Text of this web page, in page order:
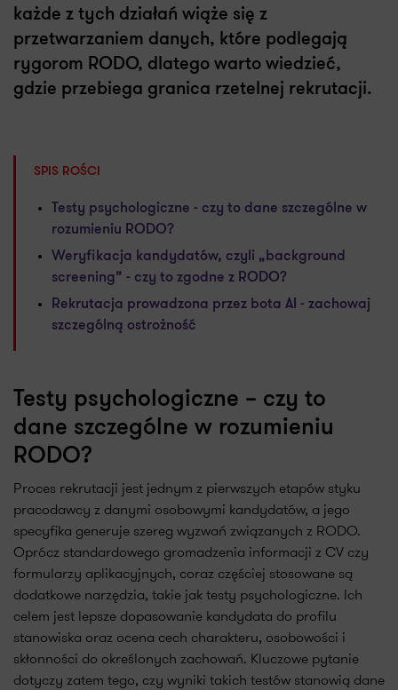
każde z tych działań wiąże się z
przetwarzaniem danych, które podlegają
rygorom RODO, dlatego warto wiedzieć,
gdzie przebiega granica rzetelnej rekrutacji.
SPIS ROŚCI
Testy psychologiczne - czy to dane szczególne w
rozumieniu RODO?
Weryfikacja kandydatów, czyli „background
screening” - czy to zgodne z RODO?
Rekrutacja prowadzona przez bota AI - zachowaj
szczególną ostrożność
Testy psychologiczne – czy to
dane szczególne w rozumieniu
RODO?
Proces rekrutacji jest jednym z pierwszych etapów styku
pracodawcy z danymi osobowymi kandydatów, a jego
specyfika generuje szereg wyzwań związanych z RODO.
Oprócz standardowego gromadzenia informacji z CV czy
formularzy aplikacyjnych, coraz częściej stosowane są
dodatkowe narzędzia, takie jak testy psychologiczne. Ich
celem jest lepsze dopasowanie kandydata do profilu
stanowiska oraz ocena cech charakteru, osobowości i
skłonności do określonych zachowań. Kluczowe pytanie
dotyczy zatem tego, czy wyniki takich testów stanowią dane